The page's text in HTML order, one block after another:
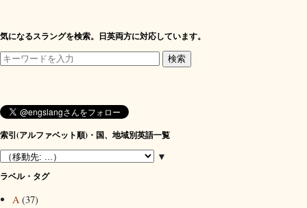
気になるスラングを検索。日英両方に対応しています。
索引(アルファベット順)・国、地域別英語一覧
▼
ラベル・タグ
A (37)